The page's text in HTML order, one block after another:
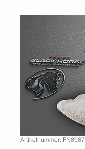
Artikelnummer: PN8987